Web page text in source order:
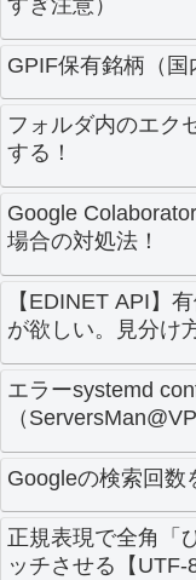
GPIF保有銘柄（国
フォルダ内のエク
する！
Google
場合の対処法！
【EDINET API】
が欲しい。見分け
エラーsystemd
（
Googleの検索回数
正規表現で全角「
ッチさせる【UTF-8